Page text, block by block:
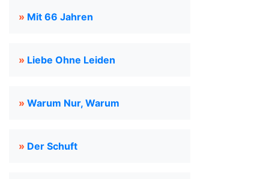
» Mit 66 Jahren
» Liebe Ohne Leiden
» Warum Nur, Warum
» Der Schuft